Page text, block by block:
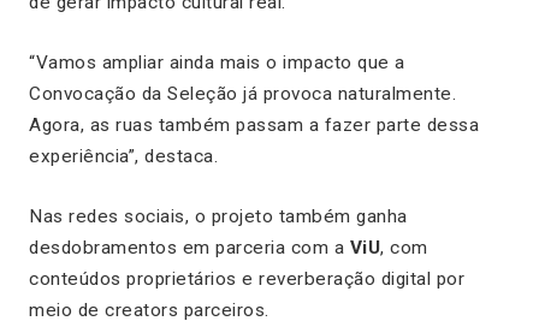
“Vamos ampliar ainda mais o impacto que a
Convocação da Seleção já provoca naturalmente.
Agora, as ruas também passam a fazer parte dessa
experiência”, destaca.
Nas redes sociais, o projeto também ganha
desdobramentos em parceria com a ViU, com
conteúdos proprietários e reverberação digital por
meio de creators parceiros.